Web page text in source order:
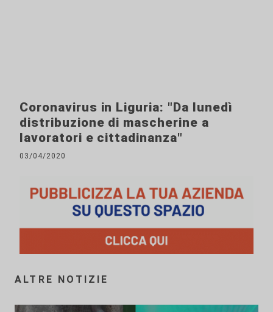
Coronavirus in Liguria: "Da lunedì
distribuzione di mascherine a
lavoratori e cittadinanza"
03/04/2020
ALTRE NOTIZIE